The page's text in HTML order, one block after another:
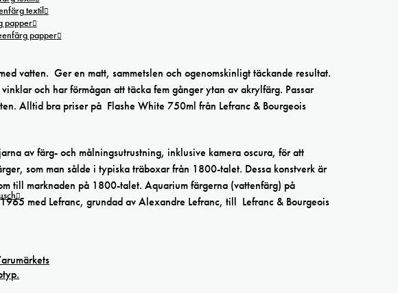
textil
papper
papper
vatten. Ger en matt, sammetslen och ogenomskinligt täckande resultat.
och har förmågan att täcka fem gånger ytan av akrylfärg. Passar
Alltid bra priser på Flashe White 750ml från Lefranc & Bourgeois
av färg- och målningsutrustning, inklusive kamera oscura, för att
som man sålde i typiska träboxar från 1800-talet. Dessa konstverk är
till marknaden på 1800-talet. Aquarium färgerna (vattenfärg) på
med Lefranc, grundad av Alexandre Lefranc, till Lefranc & Bourgeois